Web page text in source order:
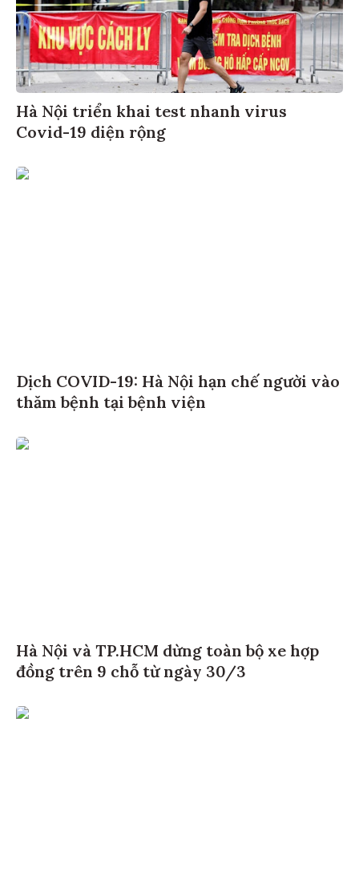
Hà Nội triển khai test nhanh virus
Covid-19 diện rộng
Dịch COVID-19: Hà Nội hạn chế người vào
thăm bệnh tại bệnh viện
Hà Nội và TP.HCM dừng toàn bộ xe hợp
đồng trên 9 chỗ từ ngày 30/3